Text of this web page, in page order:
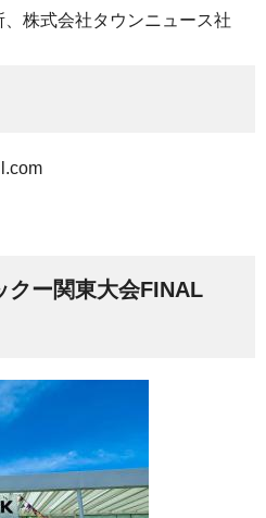
株式会社タウンニュース社
クー関東大会FINAL